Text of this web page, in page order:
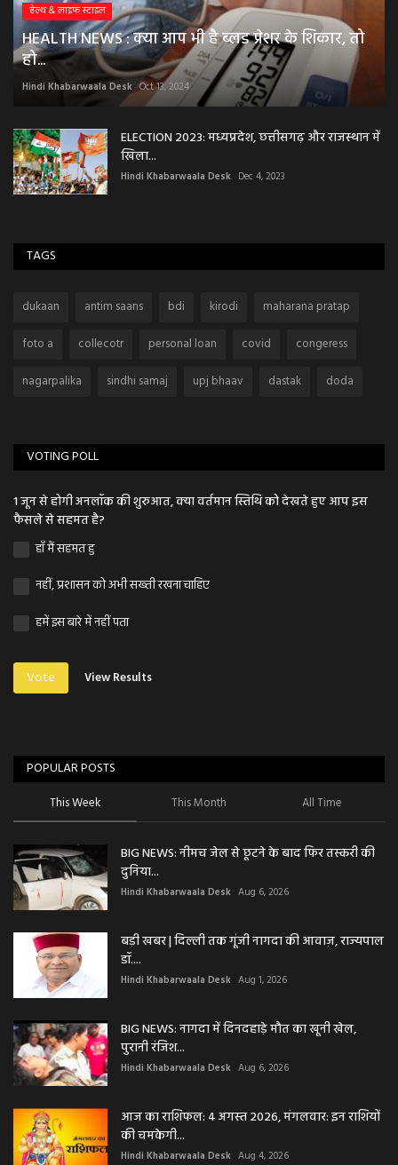
हेल्थ & लाइफ स्टाइल
HEALTH NEWS : क्या आप भी है ब्लड प्रेशर के शिकार, तो
हो...
Hindi Khabarwaala Desk Oct 13, 2024
ELECTION 2023: मध्यप्रदेश, छत्तीसगढ़ और राजस्थान में
खिला...
Hindi Khabarwaala Desk Dec 4, 2023
TAGS
dukaan antim saans bdi kirodi
maharana pratap
foto a
collecotr personal loan covid
congeress
nagarpalika
sindhi samaj upj bhaav dastak doda
VOTING POLL
1 जून से होगी अनलॉक की शुरुआत, क्या वर्तमान स्तिथि को देखते हुए आप इस
फैसले से सहमत है?
हाँ मैं सहमत हु
नहीं, प्रशासन को अभी सख्ती रखना चाहिए
हमें इस बारे में नहीं पता
Vote View Results
POPULAR POSTS
This Week This Month All Time
BIG NEWS: नीमच जेल से छूटने के बाद फिर तस्करी की
दुनिया...
Hindi Khabarwaala Desk Aug 6, 2026
बड़ी खबर | दिल्ली तक गूंजी नागदा की आवाज़, राज्यपाल
डॉ....
Hindi Khabarwaala Desk Aug 1, 2026
BIG NEWS: नागदा में दिनदहाड़े मौत का खूनी खेल,
पुरानी रंजिश...
Hindi Khabarwaala Desk Aug 6, 2026
आज का राशिफल: 4 अगस्त 2026, मंगलवार: इन राशियों
की चमकेगी...
Hindi Khabarwaala Desk Aug 4, 2026